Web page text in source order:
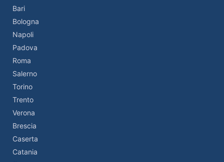
Bari
Bologna
Napoli
Padova
Roma
Salerno
Torino
Trento
Verona
Brescia
Caserta
Catania